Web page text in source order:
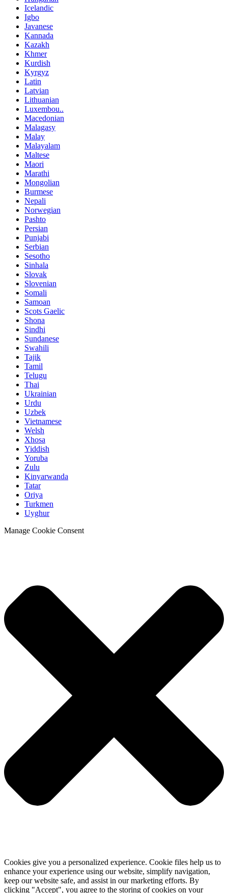
Icelandic
Igbo
Javanese
Kannada
Kazakh
Khmer
Kurdish
Kyrgyz
Latin
Latvian
Lithuanian
Luxembou..
Macedonian
Malagasy
Malay
Malayalam
Maltese
Maori
Marathi
Mongolian
Burmese
Nepali
Norwegian
Pashto
Persian
Punjabi
Serbian
Sesotho
Sinhala
Slovak
Slovenian
Somali
Samoan
Scots Gaelic
Shona
Sindhi
Sundanese
Swahili
Tajik
Tamil
Telugu
Thai
Ukrainian
Urdu
Uzbek
Vietnamese
Welsh
Xhosa
Yiddish
Yoruba
Zulu
Kinyarwanda
Tatar
Oriya
Turkmen
Uyghur
Manage Cookie Consent
Cookies give you a personalized experience. Cookie files help us to
enhance your experience using our website, simplify navigation,
keep our website safe, and assist in our marketing efforts. By
clicking "Accept", you agree to the storing of cookies on your